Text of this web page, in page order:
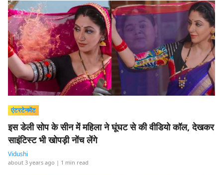
एंटरटेनमेंट
इस डेली सोप के सीन में महिला ने घूंघट से की वीडियो कॉल, देखकर
साइंटिस्ट भी खोपड़ी नोंच लेंगे
Vidushi
about 3 years ago | 1 min read